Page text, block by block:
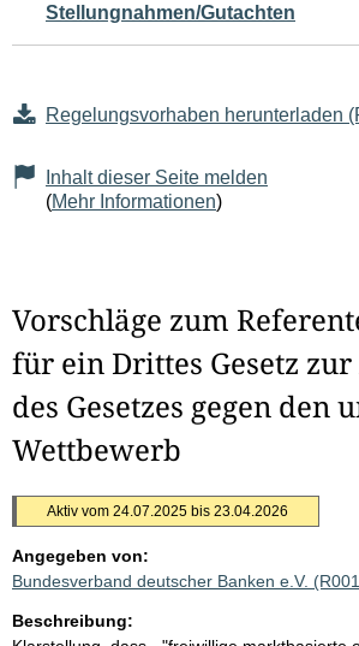
Stellungnahmen/Gutachten
Regelungsvorhaben herunterladen
Inhalt dieser Seite melden
(Mehr Informationen)
Vorschläge zum
für ein Drittes Gesetz
des Gesetzes gegen den
Wettbewerb
Aktiv vom 24.07.2025 bis 23.04.2026
Angegeben von:
Bundesverband deutscher Banken e.V.
Beschreibung: